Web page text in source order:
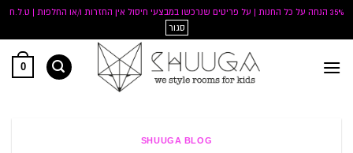
35% הנחה על כל החנות | על פריטים שנרכשו במבצעי חיסול אין החזרות ו/או החלפות | ט.ל.ח
סגור
0
SHUUGA BLOG